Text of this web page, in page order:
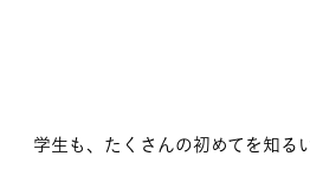
学生も、たくさんの初めてを知る